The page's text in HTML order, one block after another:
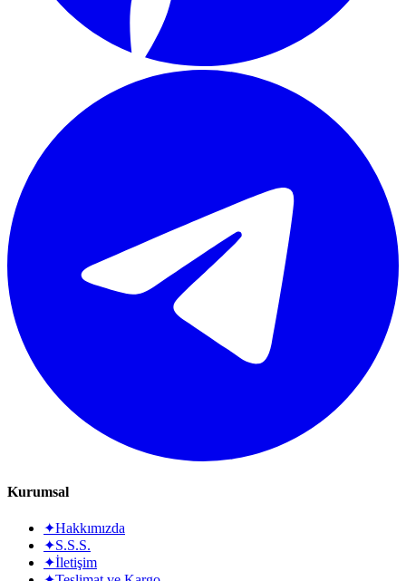
Kurumsal
✦Hakkımızda
✦S.S.S.
✦İletişim